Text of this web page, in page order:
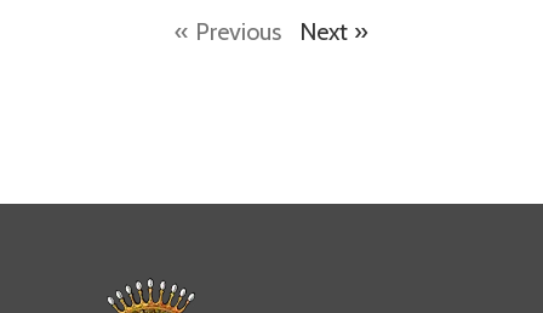
« Previous Next »